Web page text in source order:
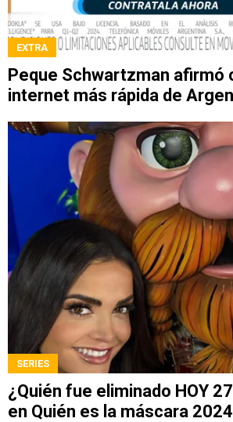
EXTRA
Peque Schwartzman afirmó
internet más rápida de
SERIES
¿Quién fue eliminado HOY
en Quién es la máscara